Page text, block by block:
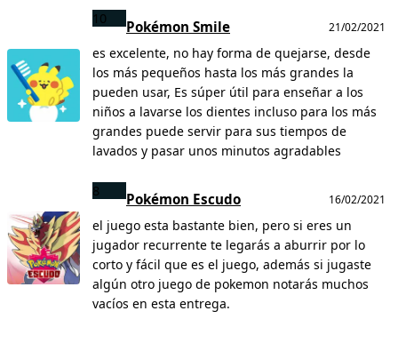
10 Pokémon Smile 21/02/2021
es excelente, no hay forma de quejarse, desde
los más pequeños hasta los más grandes la
pueden usar, Es súper útil para enseñar a los
niños a lavarse los dientes incluso para los más
grandes puede servir para sus tiempos de
lavados y pasar unos minutos agradables
8 Pokémon Escudo 16/02/2021
el juego esta bastante bien, pero si eres un
jugador recurrente te legarás a aburrir por lo
corto y fácil que es el juego, además si jugaste
algún otro juego de pokemon notarás muchos
vacíos en esta entrega.